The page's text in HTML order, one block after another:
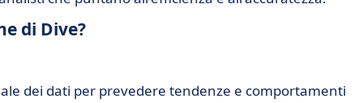
di Dive?
dei dati per prevedere tendenze e comportamenti